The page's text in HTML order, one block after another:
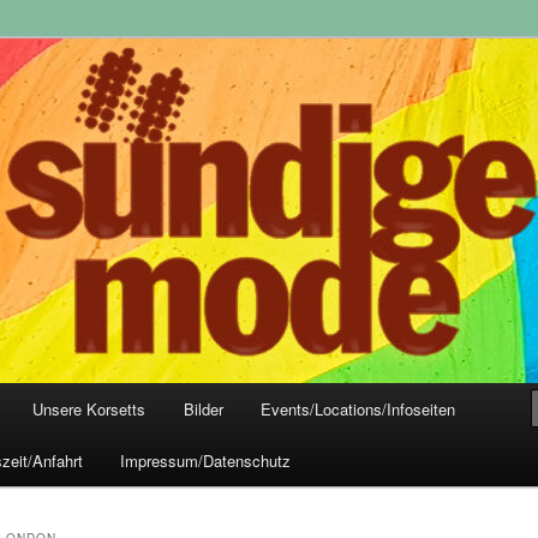
Frankfurt
Mode, Club- und Dark-Wear seit 2004
Unsere Korsetts Bilder Events/Locations/Infoseiten
Anfahrt Impressum/Datenschutz